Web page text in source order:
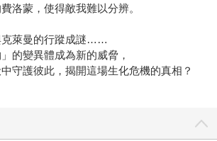
洛蒙，使得敵我難以分辨。
克萊曼的行蹤成謎……
的變異體成為新的威脅，
守護彼此，揭開這場生化危機的真相？